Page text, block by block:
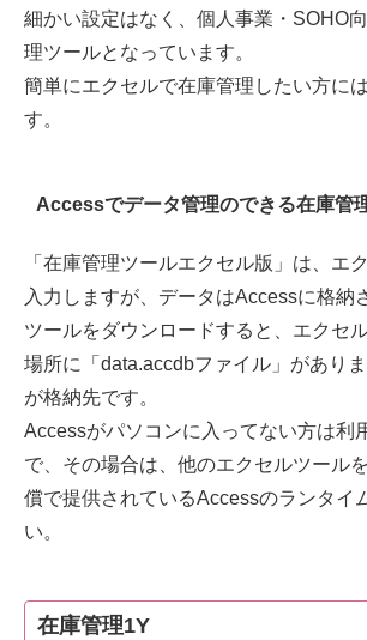
細かい設定はなく、個人事業・SOHO
理ツールとなっています。
簡単にエクセルで在庫管理したい方に
す。
Accessでデータ管理のできる在庫管
「在庫管理ツールエクセル版」は、エ
入力しますが、データはAccessに格納
ツールをダウンロードすると、エクセ
場所に「data.accdbファイル」があり
が格納先です。
Accessがパソコンに入ってない方は利
で、その場合は、他のエクセルツール
償で提供されているAccessのランタイ
い。
在庫管理1Y